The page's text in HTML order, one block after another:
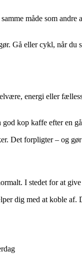
måde som
Gå eller cykl, når
energi eller
kop kaffe efter en
Det forpligter – og gør
I stedet for at
dig med at koble af.